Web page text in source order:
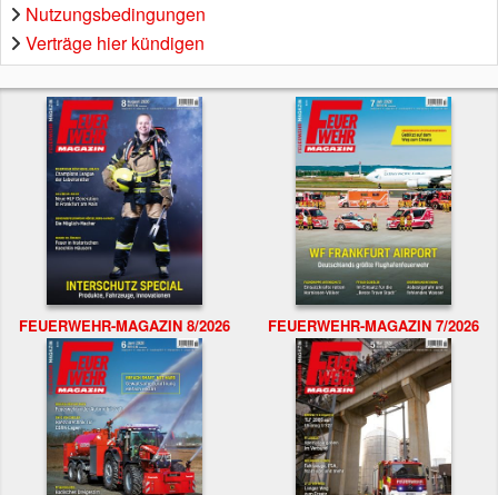
Nutzungsbedingungen
Verträge hier kündigen
FEUERWEHR-MAGAZIN 8/2026 FEUERWEHR-MAGAZIN 7/2026